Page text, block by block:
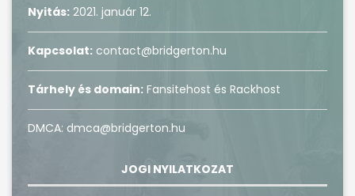
Nyitás: 2021. január 12.
Kapcsolat: contact@bridgerton.hu
Tárhely és domain: Fansitehost és Rackhost
DMCA: dmca@bridgerton.hu
JOGI NYILATKOZAT